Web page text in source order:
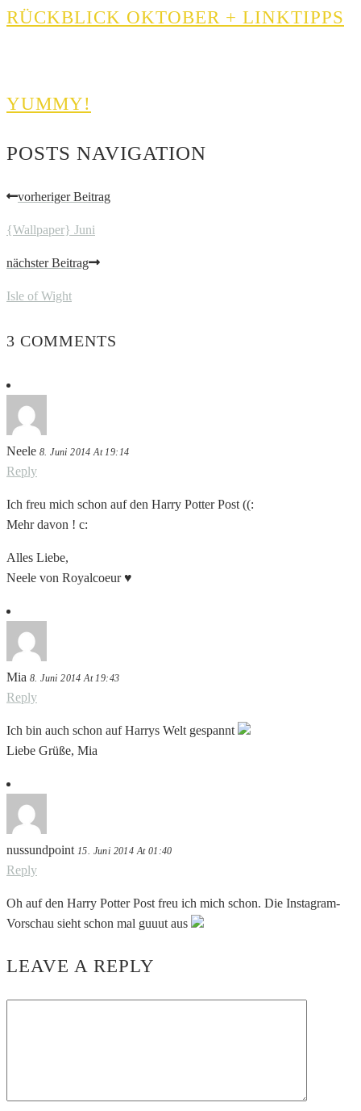
RÜCKBLICK OKTOBER + LINKTIPPS
YUMMY!
POSTS NAVIGATION
vorheriger Beitrag
{Wallpaper} Juni
nächster Beitrag
Isle of Wight
3 COMMENTS
Neele 8. Juni 2014 At 19:14
Reply
Ich freu mich schon auf den Harry Potter Post ((:
Mehr davon ! c:
Alles Liebe,
Neele von Royalcoeur ♥
Mia 8. Juni 2014 At 19:43
Reply
Ich bin auch schon auf Harrys Welt gespannt
Liebe Grüße, Mia
nussundpoint 15. Juni 2014 At 01:40
Reply
Oh auf den Harry Potter Post freu ich mich schon. Die Instagram-
Vorschau sieht schon mal guuut aus
LEAVE A REPLY